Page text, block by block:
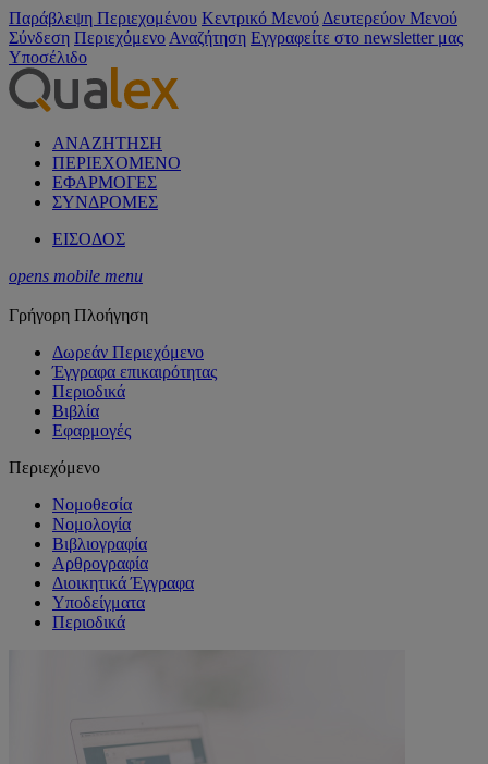
Παράβλεψη Περιεχομένου Κεντρικό Μενού Δευτερεύον Μενού
Σύνδεση Περιεχόμενο Αναζήτηση Εγγραφείτε στο newsletter μας
Υποσέλιδο
ΑΝΑΖΗΤΗΣΗ
ΠΕΡΙΕΧΟΜΕΝΟ
ΕΦΑΡΜΟΓΕΣ
ΣΥΝΔΡΟΜΕΣ
ΕΙΣΟΔΟΣ
opens mobile menu
Γρήγορη Πλοήγηση
Δωρεάν Περιεχόμενο
Έγγραφα επικαιρότητας
Περιοδικά
Βιβλία
Εφαρμογές
Περιεχόμενο
Νομοθεσία
Νομολογία
Βιβλιογραφία
Αρθρογραφία
Διοικητικά Έγγραφα
Υποδείγματα
Περιοδικά